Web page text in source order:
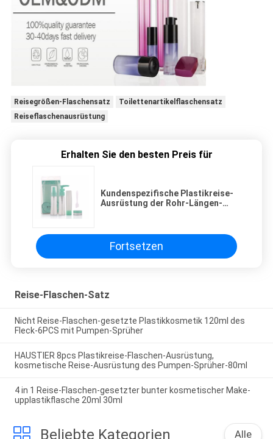
Reisegrößen-Flaschensatz
Toilettenartikelflaschensatz
Reiseflaschenausrüstung
Erhalten Sie den besten Preis für
Kundenspezifische Plastikreise-
Ausrüstung der Rohr-Längen-
Fortsetzen
Reise-Flaschen-Satz
Nicht Reise-Flaschen-gesetzte Plastikkosmetik 120ml des
Fleck-6PCS mit Pumpen-Sprüher
HAUSTIER 8pcs Plastikreise-Flaschen-Ausrüstung,
kosmetische Reise-Ausrüstung des Pumpen-Sprüher-80ml
4 in 1 Reise-Flaschen-gesetzter bunter kosmetischer Make-
upplastikflasche 20ml 30ml
Beliebte Kategorien Alle